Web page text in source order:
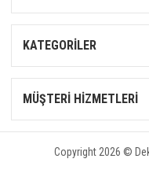
KATEGORİLER
MÜŞTERİ HİZMETLERİ
Copyright 2026 ©